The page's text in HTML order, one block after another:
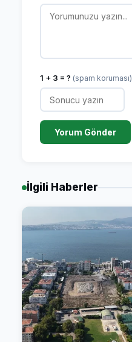
1 + 3 = ? (spam koruması)
Yorum Gönder
İlgili Haberler